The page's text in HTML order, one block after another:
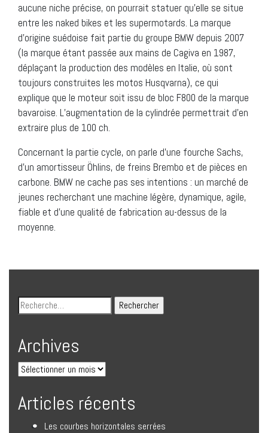
aucune niche précise, on pourrait statuer qu’elle se situe
entre les naked bikes et les supermotards. La marque
d’origine suédoise fait partie du groupe BMW depuis 2007
(la marque étant passée aux mains de Cagiva en 1987,
déplaçant la production des modèles en Italie, où sont
toujours construites les motos Husqvarna), ce qui
explique que le moteur soit issu de bloc F800 de la marque
bavaroise. L’augmentation de la cylindrée permettrait d’en
extraire plus de 100 ch.
Concernant la partie cycle, on parle d’une fourche Sachs,
d’un amortisseur Öhlins, de freins Brembo et de pièces en
carbone. BMW ne cache pas ses intentions : un marché de
jeunes recherchant une machine légère, dynamique, agile,
fiable et d’une qualité de fabrication au-dessus de la
moyenne.
Archives
Articles récents
Les courbes horizontales serrées